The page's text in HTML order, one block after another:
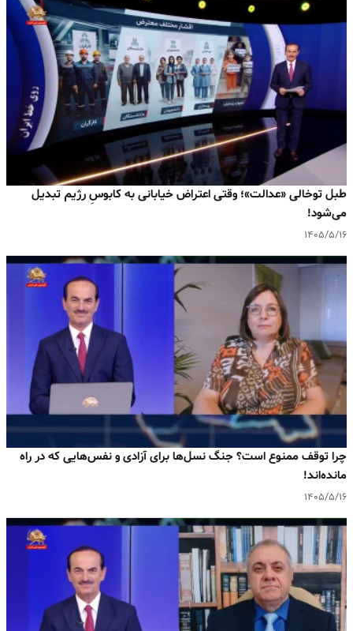
طبل توخالی «عدالت»؛ وقتی اعتراض خیابانی به کابوسِ رژیم تبدیل
می‌شود!
۱۴۰۵/۵/۱۶
چرا توقف ممنوع است؟ جنگ نسل‌ها برای آزادی و نفس‌هایی که در راه
مانده‌اند!
۱۴۰۵/۵/۱۶